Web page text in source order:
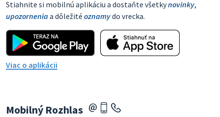
Stiahnite si mobilnú aplikáciu a dostaňte všetkynovinky,
upozorneniaa dôležité oznamydo vrecka.
Viac o aplikácii
Mobilný Rozhlas